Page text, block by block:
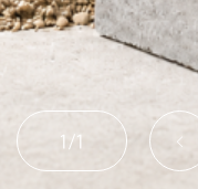
1 /1